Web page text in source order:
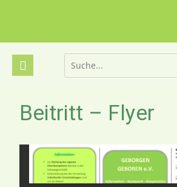
Beitritt – Flyer